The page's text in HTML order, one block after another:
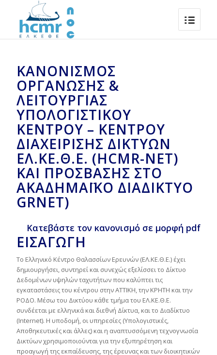
ΚΑΝΟΝΙΣΜΟΣ
ΟΡΓΑΝΩΣΗΣ &
ΛΕΙΤΟΥΡΓΙΑΣ
ΥΠΟΛΟΓΙΣΤΙΚΟΥ
ΚΕΝΤΡΟΥ – ΚΕΝΤΡΟΥ
ΔΙΑΧΕΙΡΙΣΗΣ ΔΙΚΤΥΩΝ
ΕΛ.ΚΕ.Θ.Ε. (HCMR-NET)
ΚΑΙ ΠΡΟΣΒΑΣΗΣ ΣΤΟ
ΑΚΑΔΗΜΑΪΚΟ ΔΙΑΔΙΚΤΥΟ
GRNET)
Κατεβάστε τον κανονισμό σε μορφή pdf
ΕΙΣΑΓΩΓΗ
Το Ελληνικό Κέντρο Θαλασσίων Ερευνών (ΕΛ.ΚΕ.Θ.Ε.) έχει
δημιουργήσει, συντηρεί και συνεχώς εξελίσσει το Δίκτυο
Δεδομένων υψηλών ταχυτήτων που καλύπτει τις
εγκαταστάσεις του κέντρου στην ΑΤΤΙΚΗ, την ΚΡΗΤΗ και την
ΡΟΔΟ. Μέσω του Δικτύου κάθε τμήμα του ΕΛ.ΚΕ.Θ.Ε.
συνδέεται με ελληνικά και διεθνή Δίκτυα, και το Διαδίκτυο
(Internet). Η υποδομή, οι υπηρεσίες (Υπολογιστικές,
Αποθηκευτικές και άλλες) και η αναπτυσσόμενη τεχνογνωσία
Δικτύων χρησιμοποιούνται για την εξυπηρέτηση και
προαγωγή της εκπαίδευσης, της έρευνας και των διοικητικών